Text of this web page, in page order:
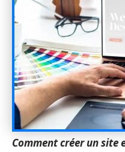
Comment créer un site